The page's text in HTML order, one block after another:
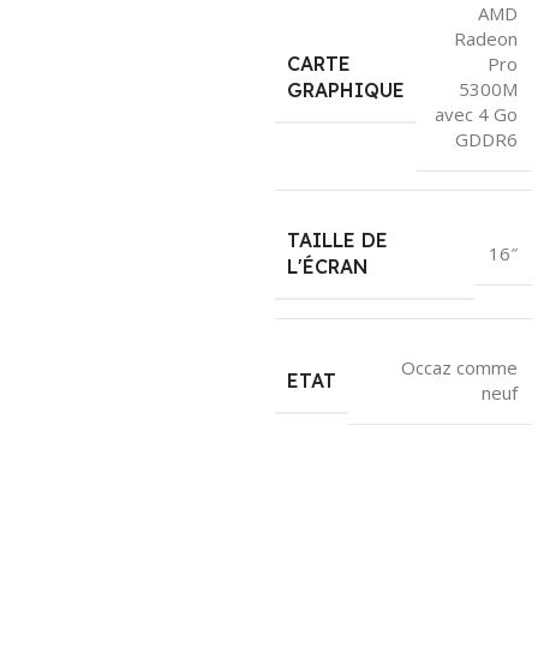
CARTE
GRAPHIQUE
AMD
Radeon
Pro
5300M
avec 4 Go
GDDR6
TAILLE DE
L'ÉCRAN
16″
ETAT
Occaz comme
neuf